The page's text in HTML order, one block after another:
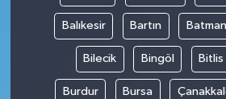
Balıkesir Bartın Batman
Bilecik Bingöl Bitlis
Burdur Bursa